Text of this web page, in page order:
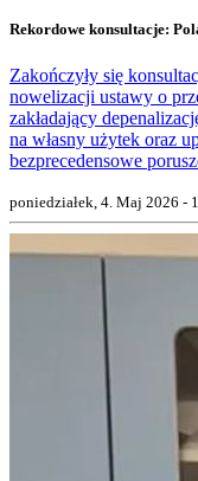
Rekordowe konsultacje:
Zakończyły się
nowelizacji ustawy o
zakładający
na własny użytek oraz
bezprecedensowe
poniedziałek, 4. Maj 2026 -